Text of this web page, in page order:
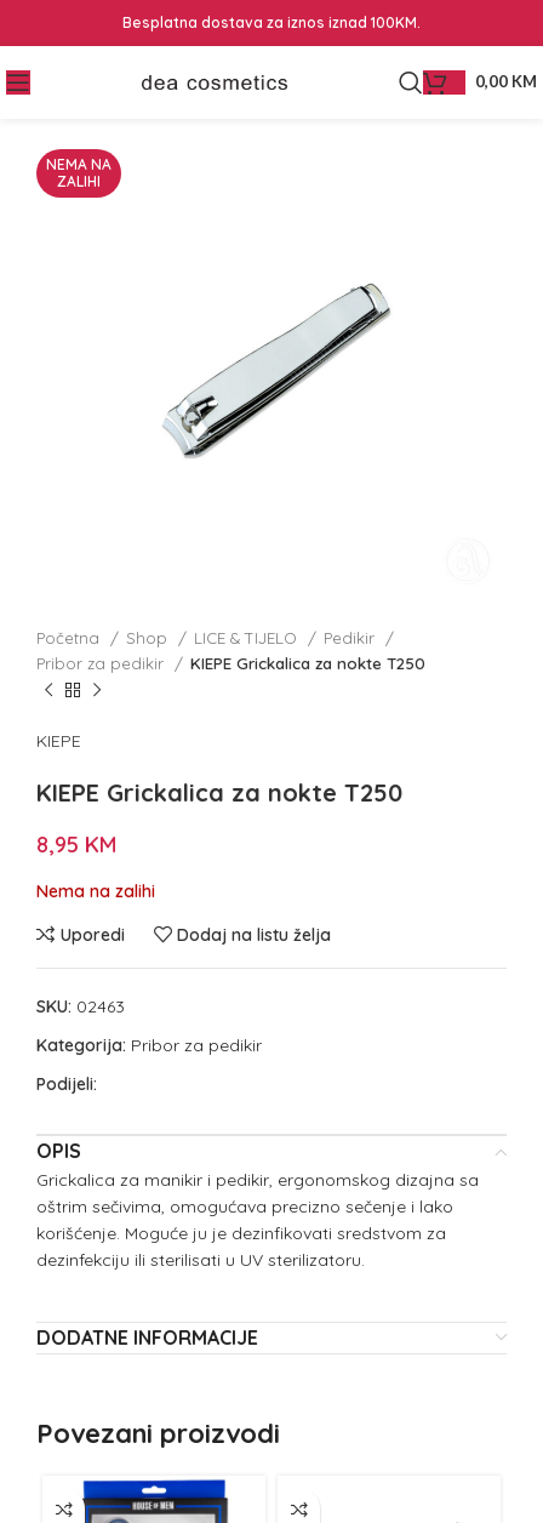
Besplatna dostava za iznos iznad 100KM.
0,00 KM
NEMA NA
ZALIHI
Početna Shop LICE & TIJELO
Pedikir
Pribor za pedikir
KIEPE Grickalica za nokte T250
KIEPE
KIEPE Grickalica za nokte T250
8,95 KM
Nema na zalihi
Uporedi
Dodaj na listu želja
SKU: 02463
Kategorija: Pribor za pedikir
Podijeli:
OPIS
Grickalica za manikir i pedikir, ergonomskog dizajna sa
oštrim sečivima, omogućava precizno sečenje i lako
korišćenje. Moguće ju je dezinfikovati sredstvom za
dezinfekciju ili sterilisati u UV sterilizatoru.
DODATNE INFORMACIJE
Povezani proizvodi